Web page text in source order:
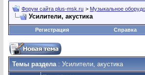
Форум сайта plus-msk.ru > Музыкальное
Усилители, акустика
Регистрация Справка
Темы раздела: Усилители, акустика